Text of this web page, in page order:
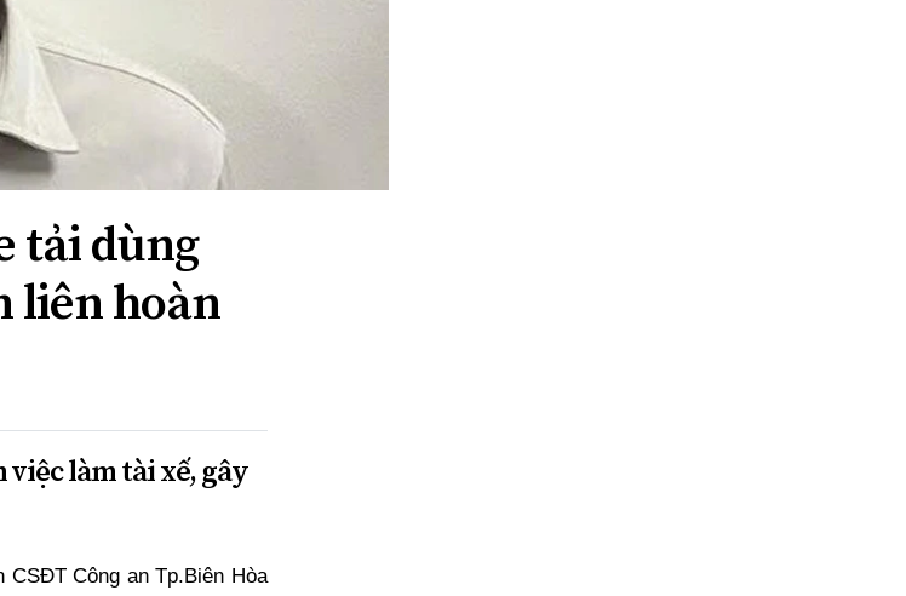
tải dùng
liên hoàn
việc làm tài xế, gây
CSĐT Công an Tp.Biên Hòa